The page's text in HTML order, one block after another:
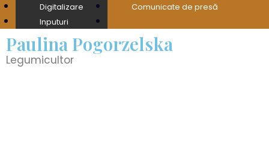
Digitalizare
Inputuri
Comunicate de presă
Paulina Pogorzelska
Legumicultor